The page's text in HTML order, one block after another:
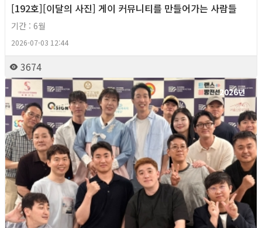
[192호][이달의 사진] 게이 커뮤니티를 만들어가는 사람들
기간 : 6월
2026-07-03 12:44
3674
2026년